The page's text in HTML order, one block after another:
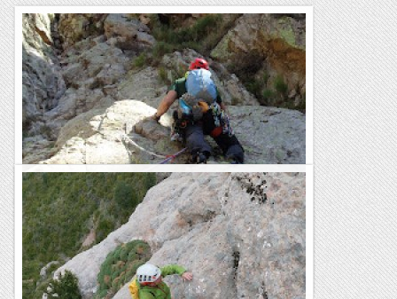
Via Xustiyou a la paret de la Ruïra
Desde fa mes de 30 anys que hi pujo per la pista de Fontalba
a fer ski de muntanya o a escalar a la Dent d'en Rosell
sempre em fixava en aquesta paret i no entenia com no hi...
Les altres vies...